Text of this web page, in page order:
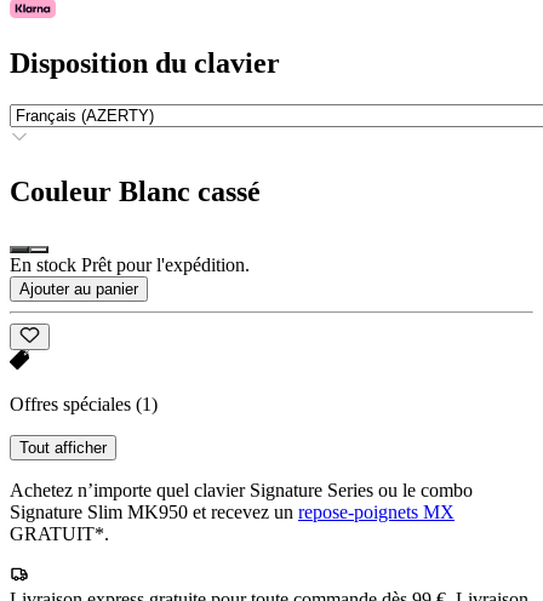
Disposition du clavier
Couleur Blanc cassé
En stock Prêt pour l'expédition.
Ajouter au panier
Offres spéciales (1)
Tout afficher
Achetez n’importe quel clavier Signature Series ou le combo
Signature Slim MK950 et recevez un repose-poignets MX
GRATUIT*.